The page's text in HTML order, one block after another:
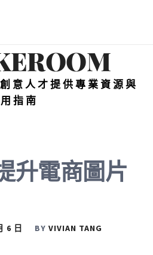
意人才提供專業資源與
指南
升電商圖片
6 日 BY VIVIAN TANG